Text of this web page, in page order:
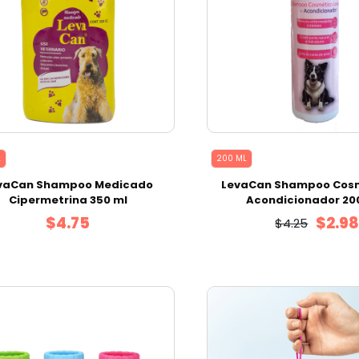
Shampoo Medicado
Cipermetrina 350 ml
$4.75
200 ML
LevaCan Shampoo
Acondicionador
$4.25 $2.98